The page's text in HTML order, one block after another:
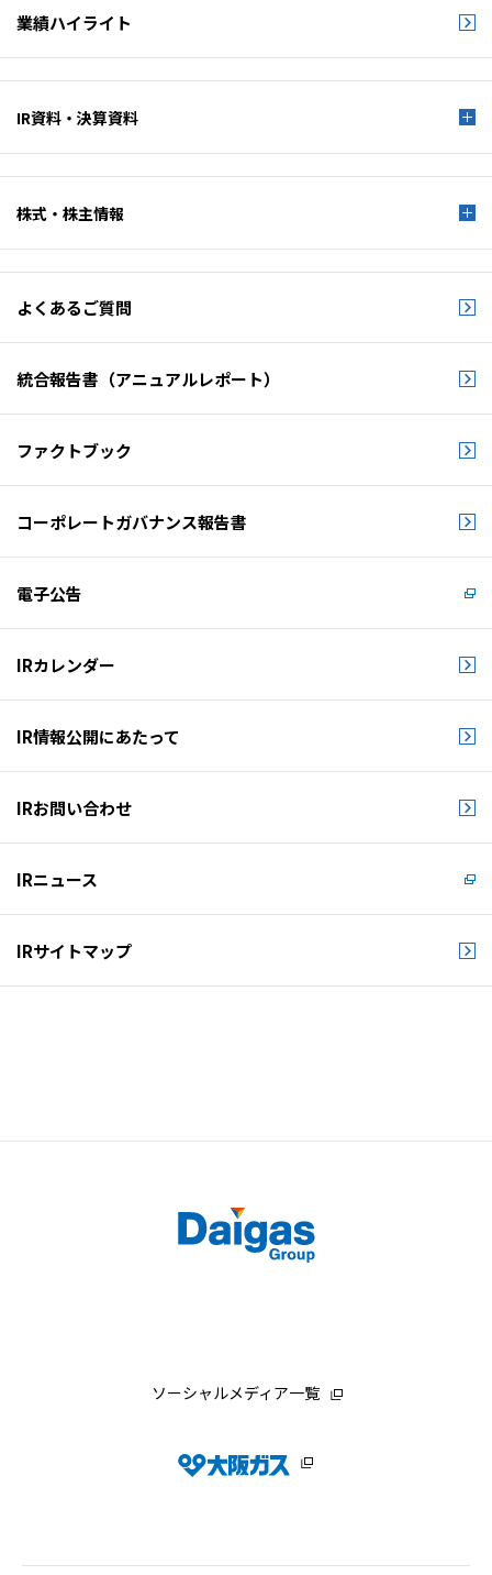
業績ハイライト
IR資料・決算資料
株式・株主情報
よくあるご質問
統合報告書 （アニュアルレポート）
ファクトブック
コーポレートガバナンス報告書
電子公告
IRカレンダー
IR情報公開にあたって
IRお問い合わせ
IRニュース
IRサイトマップ
ソーシャルメディア一覧